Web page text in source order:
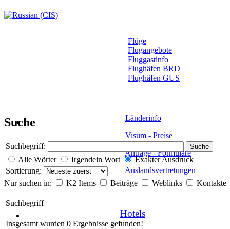
Flüge
Flugangebote
Fluggastinfo
Flughäfen BRD
Flughäfen GUS
Länderinfo
Visum - Preise
Anträge - Formulare
Auslandsvertretungen
Hotels
Suche
Suchbegriff: Suche
Alle Wörter Irgendein Wort
Exakter Ausdruck
Sortierung:
Nur suchen in:
K2 Items Beiträge Weblinks Kontakte
Suchbegriff
Insgesamt wurden 0 Ergebnisse gefunden!